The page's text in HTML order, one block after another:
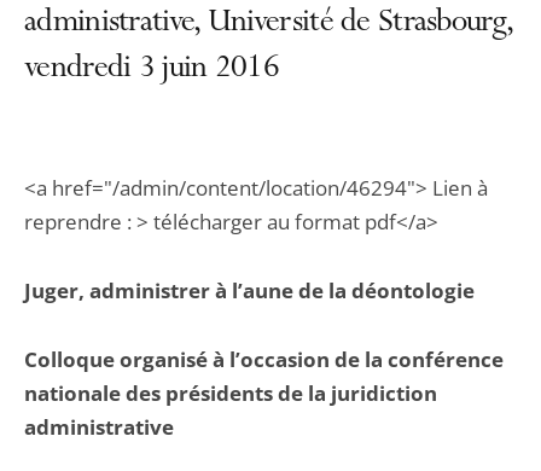
administrative, Université de Strasbourg,
vendredi 3 juin 2016
<a href="/admin/content/location/46294"> Lien à
reprendre : > télécharger au format pdf</a>
Juger, administrer à l’aune de la déontologie
Colloque organisé à l’occasion de la conférence
nationale des présidents de la juridiction
administrative